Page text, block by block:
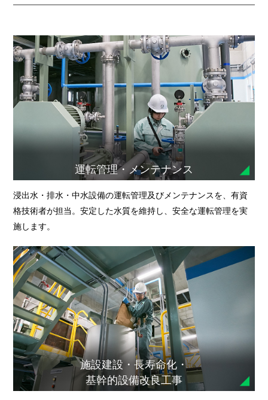
運転管理・メンテナンス
浸出水・排水・中水設備の運転管理及びメンテナンスを、有資
格技術者が担当。安定した水質を維持し、安全な運転管理を実
施します。
施設建設・長寿命化・
基幹的設備改良工事